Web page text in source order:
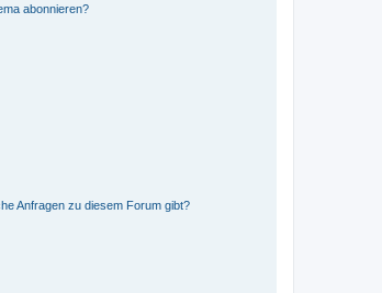
abonnieren?
Anfragen zu diesem Forum gibt?